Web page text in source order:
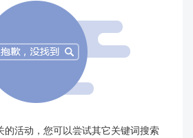
的活动，您可以尝试其它关键词搜索